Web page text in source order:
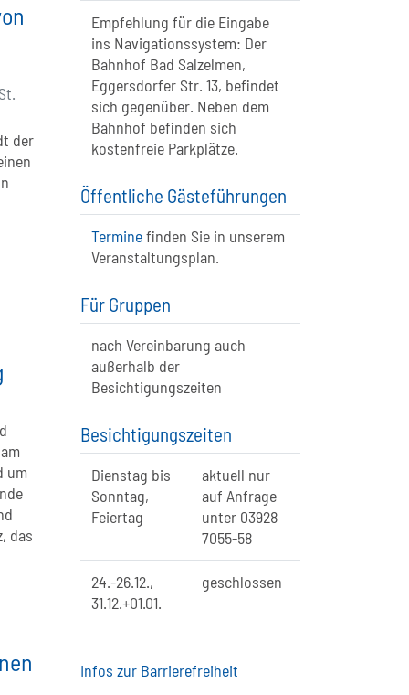
der
um
das
Empfehlung für die Eingabe
ins Navigationssystem: Der
Bahnhof Bad Salzelmen,
Eggersdorfer Str. 13, befindet
sich gegenüber. Neben dem
Bahnhof befinden sich
kostenfreie Parkplätze.
Öffentliche Gästeführungen
Terminefinden Sie in unserem
Veranstaltungsplan.
Für Gruppen
nach Vereinbarung auch
außerhalb der
Besichtigungszeiten
Besichtigungszeiten
Dienstag bis
Sonntag,
Feiertag
aktuell nur
auf Anfrage
unter 03928
7055-58
24.-26.12.,
31.12.+01.01.
geschlossen
Infos zur Barrierefreiheit